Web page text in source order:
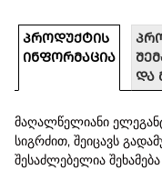
ᲞᲠᲝᲓᲣᲥᲢᲘᲡ
ᲘᲜᲤᲝᲠᲛᲐᲪᲘᲐ
ᲓᲐ
მაღალწელიანი
სიგრძით, შეიცავს
შესაძლებელია